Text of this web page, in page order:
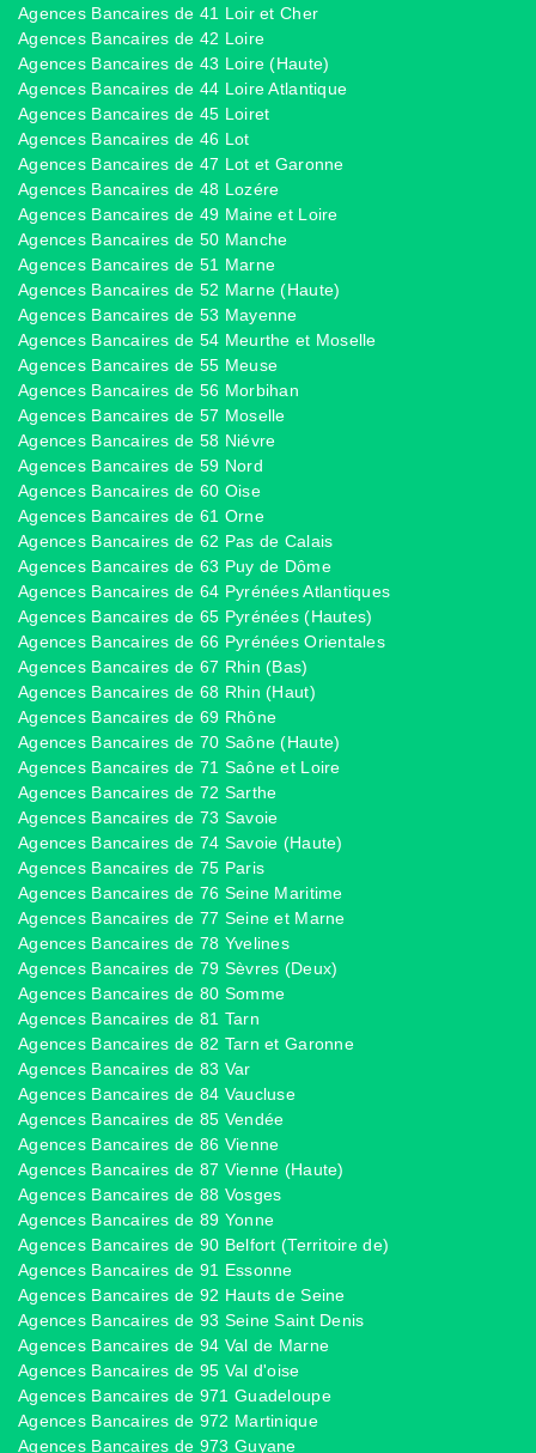
Agences Bancaires de 41 Loir et Cher
Agences Bancaires de 42 Loire
Agences Bancaires de 43 Loire (Haute)
Agences Bancaires de 44 Loire Atlantique
Agences Bancaires de 45 Loiret
Agences Bancaires de 46 Lot
Agences Bancaires de 47 Lot et Garonne
Agences Bancaires de 48 Lozére
Agences Bancaires de 49 Maine et Loire
Agences Bancaires de 50 Manche
Agences Bancaires de 51 Marne
Agences Bancaires de 52 Marne (Haute)
Agences Bancaires de 53 Mayenne
Agences Bancaires de 54 Meurthe et Moselle
Agences Bancaires de 55 Meuse
Agences Bancaires de 56 Morbihan
Agences Bancaires de 57 Moselle
Agences Bancaires de 58 Niévre
Agences Bancaires de 59 Nord
Agences Bancaires de 60 Oise
Agences Bancaires de 61 Orne
Agences Bancaires de 62 Pas de Calais
Agences Bancaires de 63 Puy de Dôme
Agences Bancaires de 64 Pyrénées Atlantiques
Agences Bancaires de 65 Pyrénées (Hautes)
Agences Bancaires de 66 Pyrénées Orientales
Agences Bancaires de 67 Rhin (Bas)
Agences Bancaires de 68 Rhin (Haut)
Agences Bancaires de 69 Rhône
Agences Bancaires de 70 Saône (Haute)
Agences Bancaires de 71 Saône et Loire
Agences Bancaires de 72 Sarthe
Agences Bancaires de 73 Savoie
Agences Bancaires de 74 Savoie (Haute)
Agences Bancaires de 75 Paris
Agences Bancaires de 76 Seine Maritime
Agences Bancaires de 77 Seine et Marne
Agences Bancaires de 78 Yvelines
Agences Bancaires de 79 Sèvres (Deux)
Agences Bancaires de 80 Somme
Agences Bancaires de 81 Tarn
Agences Bancaires de 82 Tarn et Garonne
Agences Bancaires de 83 Var
Agences Bancaires de 84 Vaucluse
Agences Bancaires de 85 Vendée
Agences Bancaires de 86 Vienne
Agences Bancaires de 87 Vienne (Haute)
Agences Bancaires de 88 Vosges
Agences Bancaires de 89 Yonne
Agences Bancaires de 90 Belfort (Territoire de)
Agences Bancaires de 91 Essonne
Agences Bancaires de 92 Hauts de Seine
Agences Bancaires de 93 Seine Saint Denis
Agences Bancaires de 94 Val de Marne
Agences Bancaires de 95 Val d'oise
Agences Bancaires de 971 Guadeloupe
Agences Bancaires de 972 Martinique
Agences Bancaires de 973 Guyane